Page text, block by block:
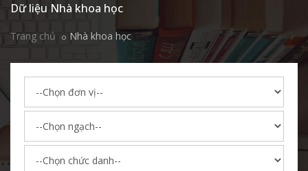
Dữ liệu Nhà khoa học
Trang chủ Nhà khoa học